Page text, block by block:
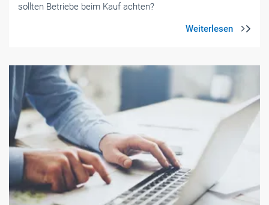
sollten Betriebe beim Kauf achten?